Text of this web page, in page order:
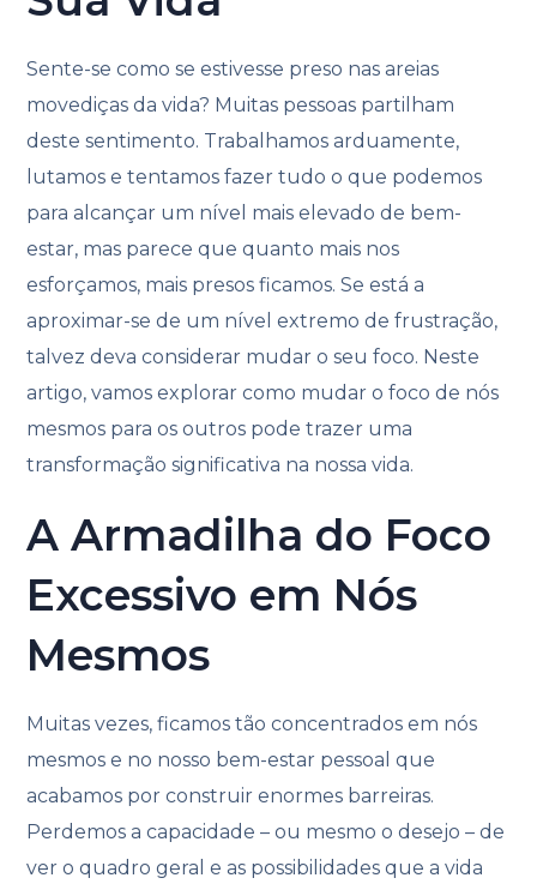
Sente-se como se estivesse preso nas areias
movediças da vida? Muitas pessoas partilham
deste sentimento. Trabalhamos arduamente,
lutamos e tentamos fazer tudo o que podemos
para alcançar um nível mais elevado de bem-
estar, mas parece que quanto mais nos
esforçamos, mais presos ficamos. Se está a
aproximar-se de um nível extremo de frustração,
talvez deva considerar mudar o seu foco. Neste
artigo, vamos explorar como mudar o foco de nós
mesmos para os outros pode trazer uma
transformação significativa na nossa vida.
A Armadilha do Foco
Excessivo em Nós
Mesmos
Muitas vezes, ficamos tão concentrados em nós
mesmos e no nosso bem-estar pessoal que
acabamos por construir enormes barreiras.
Perdemos a capacidade – ou mesmo o desejo – de
ver o quadro geral e as possibilidades que a vida